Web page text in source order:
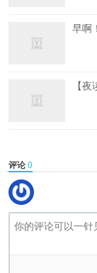
早啊
【
评论0